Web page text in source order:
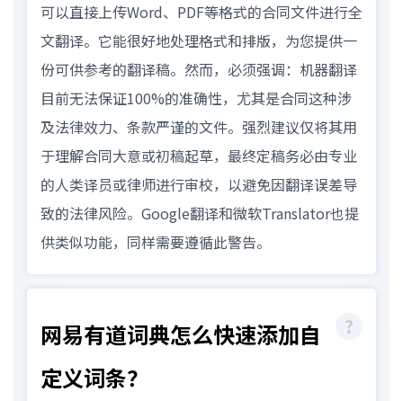
可以直接上传Word、PDF等格式的合同文件进行全
文翻译。它能很好地处理格式和排版，为您提供一
份可供参考的翻译稿。然而，必须强调：机器翻译
目前无法保证100%的准确性，尤其是合同这种涉
及法律效力、条款严谨的文件。强烈建议仅将其用
于理解合同大意或初稿起草，最终定稿务必由专业
的人类译员或律师进行审校，以避免因翻译误差导
致的法律风险。Google翻译和微软Translator也提
供类似功能，同样需要遵循此警告。
网易有道词典怎么快速添加自
定义词条？